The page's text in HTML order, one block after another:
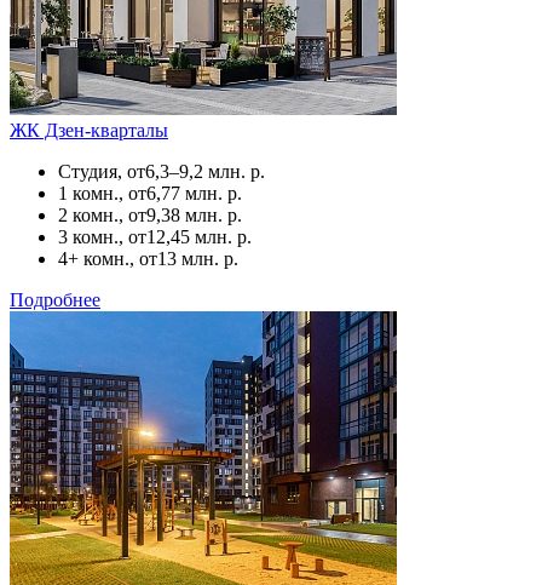
ЖК Дзен-кварталы
Студия, от6,3–9,2 млн. р.
1 комн., от6,77 млн. р.
2 комн., от9,38 млн. р.
3 комн., от12,45 млн. р.
4+ комн., от13 млн. р.
Подробнее